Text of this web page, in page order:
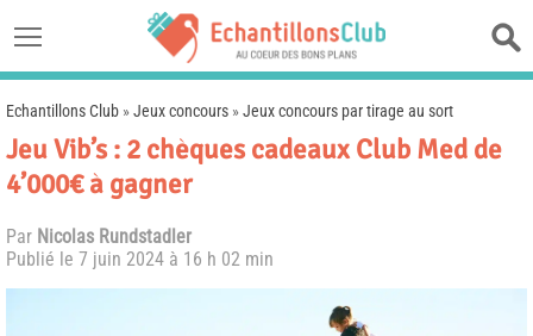
Echantillons Club »Jeux concours »Jeux concours par tirage au sort
Jeu Vib’s : 2 chèques cadeaux Club Med de
4’000€ à gagner
Par Nicolas Rundstadler
Publié le 7 juin 2024 à 16 h 02 min